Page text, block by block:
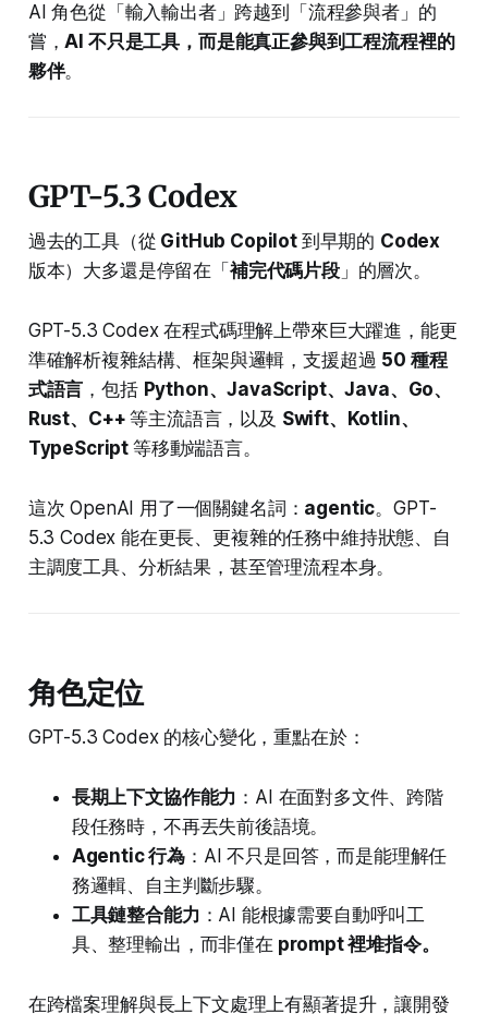
AI 角色從「輸入輸出者」跨越到「流程參與者」的
嘗，AI 不只是工具，而是能真正參與到工程流程裡的
夥伴。
GPT-5.3 Codex
過去的工具（從 GitHub Copilot 到早期的 Codex
版本）大多還是停留在「 補完代碼片段」的層次。
GPT-5.3 Codex 在程式碼理解上帶來巨大躍進，能更
準確解析複雜結構、框架與邏輯，支援超過 50 種程
式語言 ，包括 Python、JavaScript、Java、Go、
Rust、C++等主流語言，以及 Swift、Kotlin、
TypeScript 等移動端語言。
這次 OpenAI 用了一個關鍵名詞： agentic。GPT-
5.3 Codex 能在更長、更複雜的任務中維持狀態、自
主調度工具、分析結果，甚至管理流程本身。
角色定位
GPT-5.3 Codex 的核心變化，重點在於：
長期上下文協作能力 ：AI 在面對多文件、跨階
段任務時，不再丟失前後語境。
Agentic 行為 ：AI 不只是回答，而是能理解任
務邏輯、自主判斷步驟。
工具鏈整合能力 ：AI 能根據需要自動呼叫工
具、整理輸出，而非僅在 prompt 裡堆指令。
在跨檔案理解與長上下文處理上有顯著提升，讓開發